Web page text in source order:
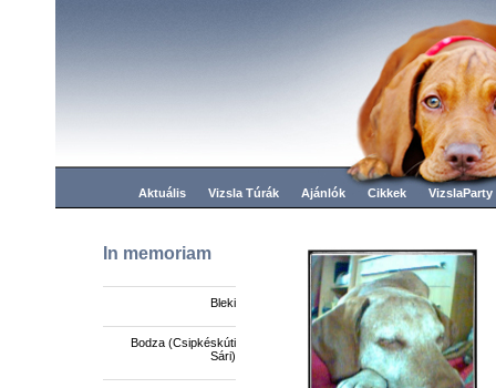
Aktuális Vizsla Túrák Ajánlók Cikkek VizslaParty
In memoriam
Bleki
Bodza (Csipkéskúti
Sári)